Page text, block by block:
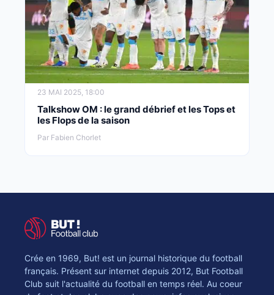
23 MAI 2025, 18:00
Talkshow OM : le grand débrief et les Tops et
les Flops de la saison
Par Fabien Chorlet
Crée en 1969, But! est un journal historique du football
français. Présent sur internet depuis 2012, But Football
Club suit l'actualité du football en temps réel. Au coeur